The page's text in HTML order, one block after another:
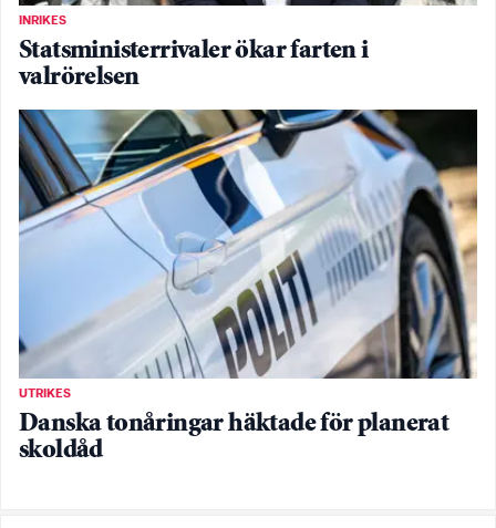
INRIKES
Statsministerrivaler ökar farten i
valrörelsen
UTRIKES
Danska tonåringar häktade för planerat
skoldåd